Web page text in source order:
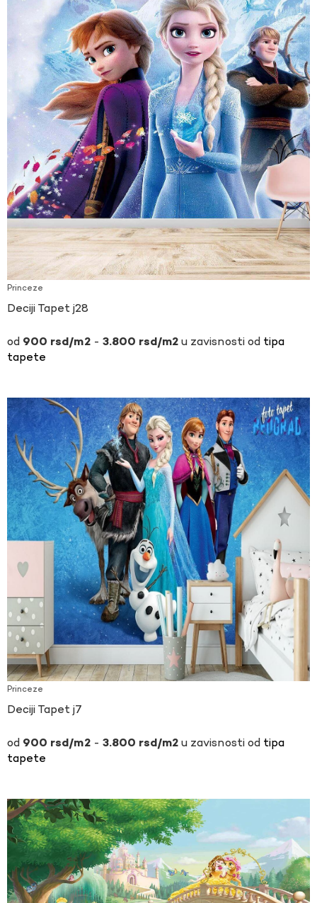
Princeze
Deciji Tapet j28
900 rsd - 3.800 rsd u zavisnosti od tipa
tapete
Princeze
Deciji Tapet j7
900 rsd - 3.800 rsd u zavisnosti od tipa
tapete